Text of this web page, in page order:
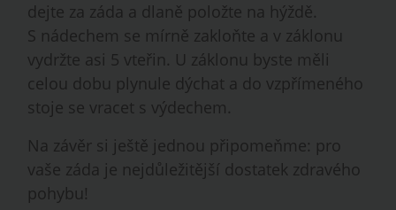
dejte za záda a dlaně položte na hýždě.
S nádechem se mírně zakloňte a v záklonu
vydržte asi 5 vteřin. U záklonu byste měli
celou dobu plynule dýchat a do vzpřímeného
stoje se vracet s výdechem.
Na závěr si ještě jednou připomeňme: pro
vaše záda je nejdůležitější dostatek zdravého
pohybu!